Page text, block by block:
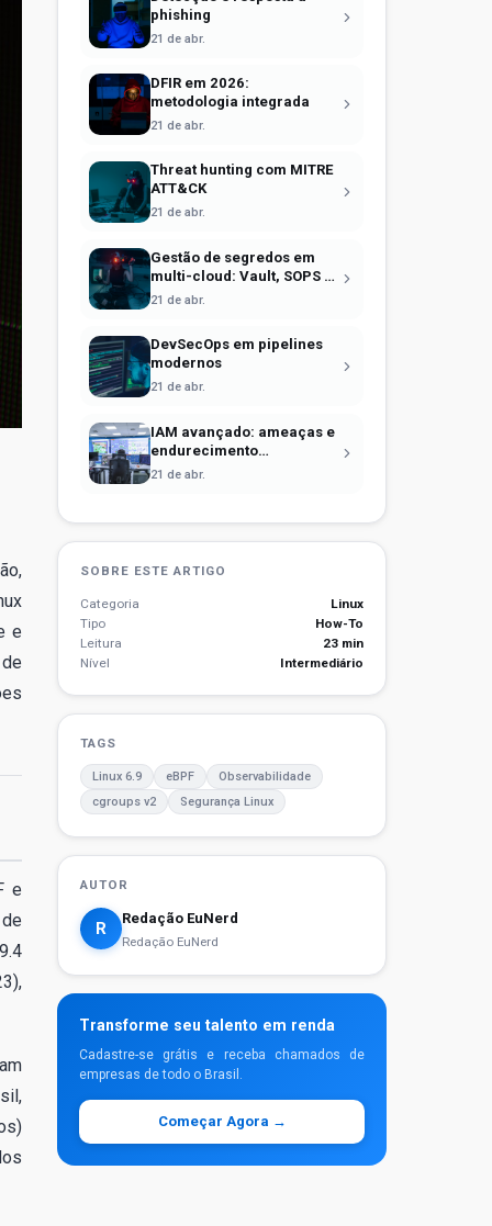
e
e
phishing
21 de abr.
DFIR em 2026:
metodologia integrada
21 de abr.
Threat hunting com MITRE
ATT&CK
21 de abr.
Gestão de segredos em
multi-cloud: Vault, SOPS e
identidade efêmera
21 de abr.
DevSecOps em pipelines
modernos
21 de abr.
IAM avançado: ameaças e
endurecimento
operacional
21 de abr.
SOBRE ESTE ARTIGO
Categoria
Linux
Tipo
How-To
Leitura
23 min
Nível
Intermediário
TAGS
Linux 6.9 eBPF
Observabilidade
cgroups v2
Segurança Linux
AUTOR
R
Redação EuNerd
Redação EuNerd
Transforme seu talento em renda
Cadastre-se grátis e receba chamados de
empresas de todo o Brasil.
Começar Agora →